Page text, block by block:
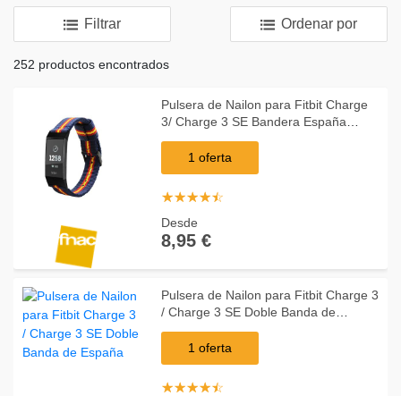
Filtrar Ordenar por
252 productos encontrados
Pulsera de Nailon para Fitbit Charge
3/ Charge 3 SE Bandera España
Doble
1 oferta
☆☆☆☆☆
★★★★★
Desde
8,95 €
Pulsera de Nailon para Fitbit Charge 3
/ Charge 3 SE Doble Banda de
España
1 oferta
☆☆☆☆☆
★★★★★